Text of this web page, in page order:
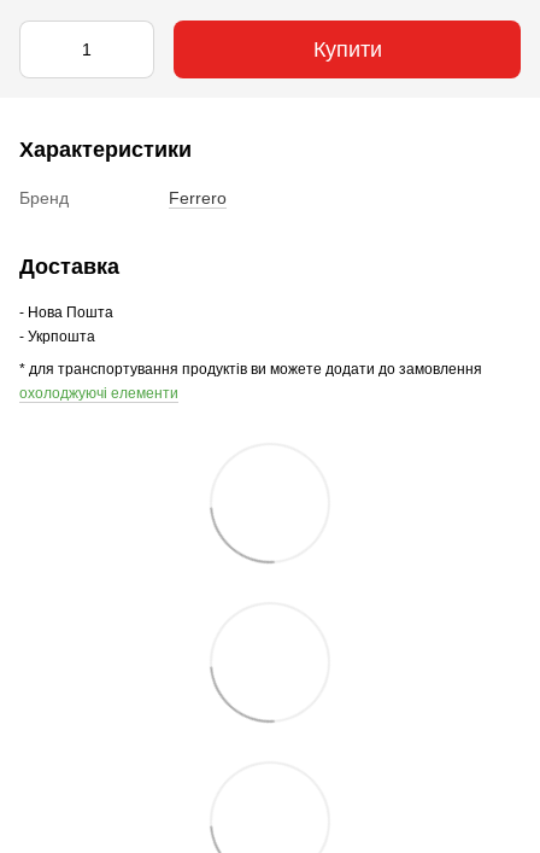
Купити
Характеристики
Бренд Ferrero
Доставка
- Нова Пошта
- Укрпошта
* для транспортування продуктів ви можете додати до замовлення
охолоджуючі елементи